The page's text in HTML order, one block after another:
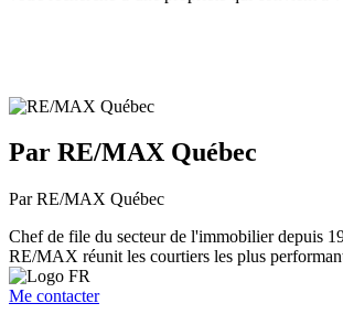
Par RE/MAX Québec
Par RE/MAX Québec
Chef de file du secteur de l'immobilier depuis
RE/MAX réunit les courtiers les plus
Me contacter